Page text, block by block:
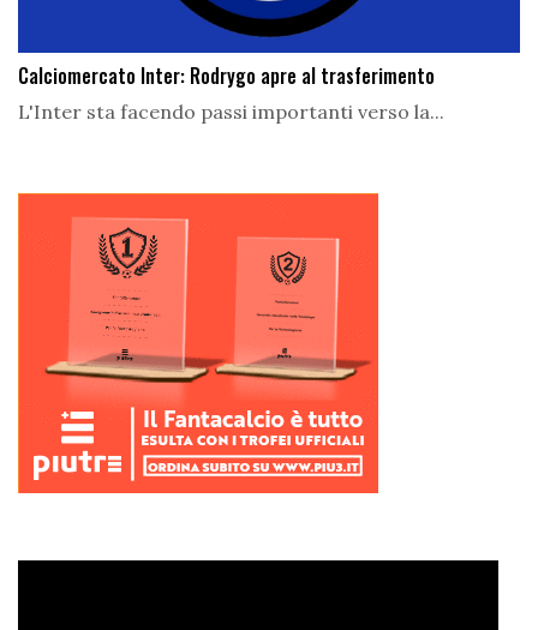
Calciomercato Inter: Rodrygo apre al trasferimento
L'Inter sta facendo passi importanti verso la...